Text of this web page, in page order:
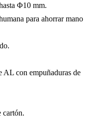
Φ10 mm.
para ahorrar mano
AL con empuñaduras de
cartón.